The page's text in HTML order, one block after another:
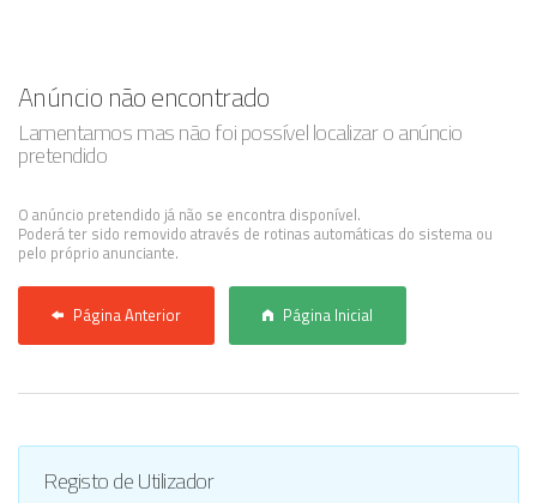
Registo / Login
Anunciar Agora
Anúncio não encontrado
Lamentamos mas não foi possível localizar o anúncio
pretendido
O anúncio pretendido já não se encontra disponível.
Poderá ter sido removido através de rotinas automáticas do sistema ou
pelo próprio anunciante.
Página Anterior Página Inicial
Registo de Utilizador